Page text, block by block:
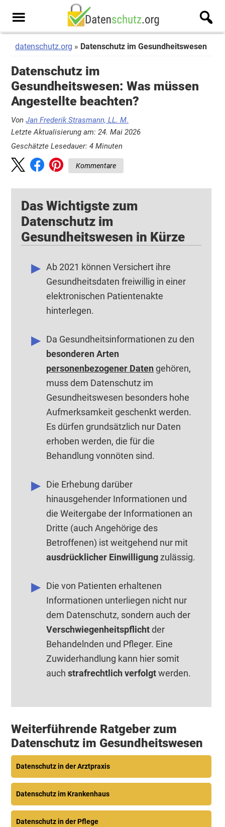
Inhalt
springen
Seitenspalte
springen
Men
datenschutz.org Datenschutz im Gesundheitswesen
Datenschutz im
Gesundheitswesen: Was müssen
Angestellte beachten?
VonJan Frederik Strasmann, LL. M.
Letzte Aktualisierung am: 24. Mai 2026
Geschätzte Lesedauer: 4 Minuten
Kommentare
Das Wichtigste zum
Datenschutz im
Gesundheitswesen in Kürze
Ab 2021 können Versichert ihre
Gesundheitsdaten freiwillig in einer
elektronischen Patientenakte
hinterlegen.
Da Gesundheitsinformationen zu den
besonderen Arten
personenbezogener Daten gehören,
muss dem Datenschutz im
Gesundheitswesen besonders hohe
Aufmerksamkeit geschenkt werden.
Es dürfen grundsätzlich nur Daten
erhoben werden, die für die
Behandlung vonnöten sind.
Die Erhebung darüber
hinausgehender Informationen und
die Weitergabe der Informationen an
Dritte (auch Angehörige des
Betroffenen) ist weitgehend nur mit
ausdrücklicher Einwilligungzulässig.
Die von Patienten erhaltenen
Informationen unterliegen nicht nur
dem Datenschutz, sondern auch der
Verschwiegenheitspflichtder
Behandelnden und Pfleger. Eine
Zuwiderhandlung kann hier somit
auchstrafrechtlich verfolgtwerden.
Weiterführende Ratgeber zum
Datenschutz im Gesundheitswesen
Datenschutz in der Arztpraxis
Datenschutz im Krankenhaus
Datenschutz in der Pflege